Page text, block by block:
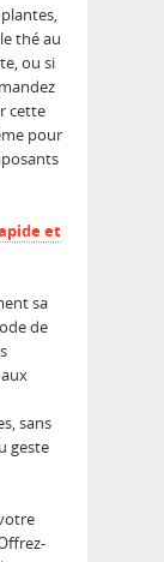
thé au
ou si
cette
pour
et
sa
de
sans
geste